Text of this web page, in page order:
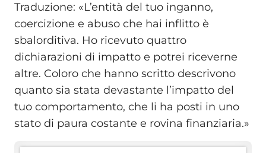
Traduzione: «L’entità del tuo inganno,
coercizione e abuso che hai inflitto è
sbalorditiva. Ho ricevuto quattro
dichiarazioni di impatto e potrei riceverne
altre. Coloro che hanno scritto descrivono
quanto sia stata devastante l’impatto del
tuo comportamento, che li ha posti in uno
stato di paura costante e rovina finanziaria.»